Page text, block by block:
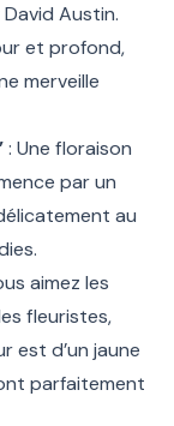
Austin.
et profond,
merveille
: Une floraison
par un
au
aimez les
fleuristes,
est d’un jaune
parfaitement